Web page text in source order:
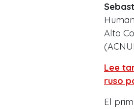
Alto
Lee
ruso
El